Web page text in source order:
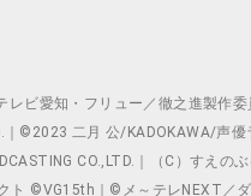
ビ愛知・フリュー／徹之進製作
©2023 二月 公/KADOKAWA/声
CO.,LTD.｜（C）すえの
ト ©VG15th｜©メ～テレNEXT／